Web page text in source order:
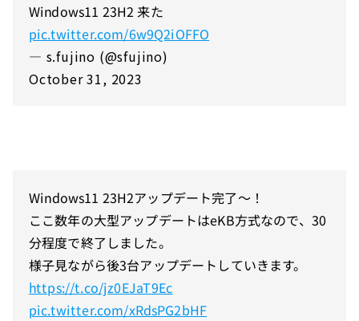
Windows11 23H2 来た
pic.twitter.com/6w9Q2iOFFO
— s.fujino (@sfujino)
October 31, 2023
Windows11 23H2アップデート完了～！
ここ数年の大型アップデートはeKB方式なので、30
分程度で終了しました。
様子見ながら後3台アップデートしていきます。
https://t.co/jz0EJaT9Ec
pic.twitter.com/xRdsPG2bHF